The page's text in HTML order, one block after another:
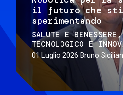
il futuro che
sperimentando
SALUTE E BENESSERE
TECNOLOGICO E
01 Luglio 2026 Bruno